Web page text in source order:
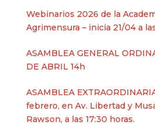
Webinarios 2026 de la
Agrimensura – inicia 21/04 a
ASAMBLEA GENERAL
DE ABRIL 14h
ASAMBLEA
febrero, en Av. Libertad y
Rawson, a las 17:30 horas.